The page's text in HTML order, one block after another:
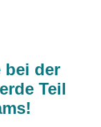
bei der
Teil